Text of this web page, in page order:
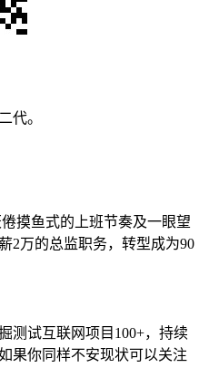
代。
摸鱼式的上班节奏及一眼望
2万的总监职务，转型成为90
测试互联网项目100+，持续
果你同样不安现状可以关注